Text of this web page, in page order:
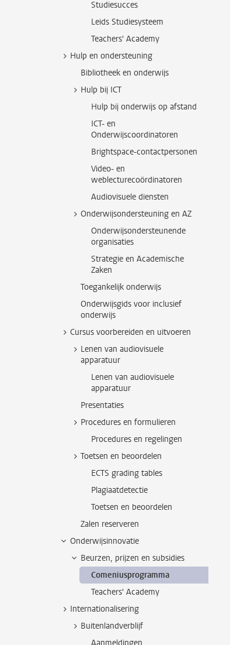
Studiesucces
Leids Studiesysteem
Teachers' Academy
Hulp en ondersteuning
Bibliotheek en onderwijs
Hulp bij ICT
Hulp bij onderwijs op afstand
ICT- en
Onderwijscoordinatoren
Brightspace-contactpersonen
Video- en
weblecturecoördinatoren
Audiovisuele diensten
Onderwijsondersteuning en AZ
Onderwijsondersteunende
organisaties
Strategie en Academische
Zaken
Toegankelijk onderwijs
Onderwijsgids voor inclusief
onderwijs
Cursus voorbereiden en uitvoeren
Lenen van audiovisuele
apparatuur
Lenen van audiovisuele
apparatuur
Presentaties
Procedures en formulieren
Procedures en regelingen
Toetsen en beoordelen
ECTS grading tables
Plagiaatdetectie
Toetsen en beoordelen
Zalen reserveren
Onderwijsinnovatie
Beurzen, prijzen en subsidies
Comeniusprogramma
Teachers' Academy
Internationalisering
Buitenlandverblijf